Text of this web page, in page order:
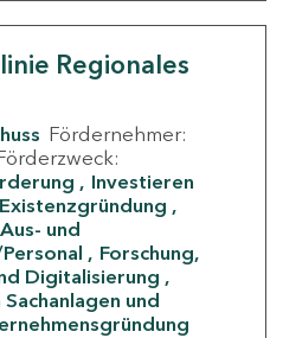
Regionales
Fördernehmer:
Investieren
Existenzgründung
und
Forschung,
Digitalisierung
und